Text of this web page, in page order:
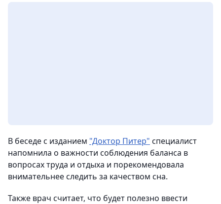
В беседе с изданием "Доктор Питер" специалист
напомнила о важности соблюдения баланса в
вопросах труда и отдыха и порекомендовала
внимательнее следить за качеством сна.
Также врач считает, что будет полезно ввести